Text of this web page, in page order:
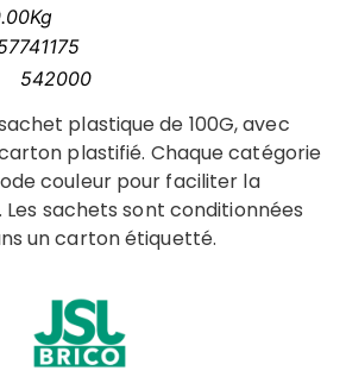
542000
plastique de 100G, avec
plastifié. Chaque catégorie
couleur pour faciliter la
Les sachets sont conditionnées
un carton étiquetté.